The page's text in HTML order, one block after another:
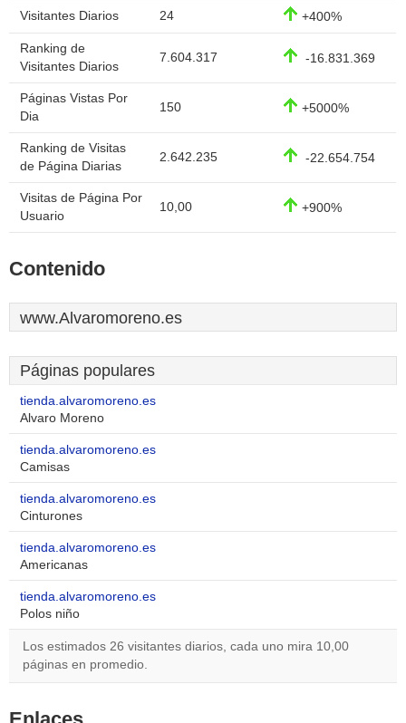
Visitantes Diarios 24 +400%
Ranking de
Visitantes Diarios
7.604.317 -16.831.369
Páginas Vistas Por
Dia
150 +5000%
Ranking de Visitas
de Página Diarias
2.642.235 -22.654.754
Visitas de Página Por
Usuario
10,00 +900%
Contenido
www.Alvaromoreno.es
Páginas populares
tienda.alvaromoreno.es
Alvaro Moreno
tienda.alvaromoreno.es
Camisas
tienda.alvaromoreno.es
Cinturones
tienda.alvaromoreno.es
Americanas
tienda.alvaromoreno.es
Polos niño
Los estimados 26 visitantes diarios, cada uno mira 10,00
páginas en promedio.